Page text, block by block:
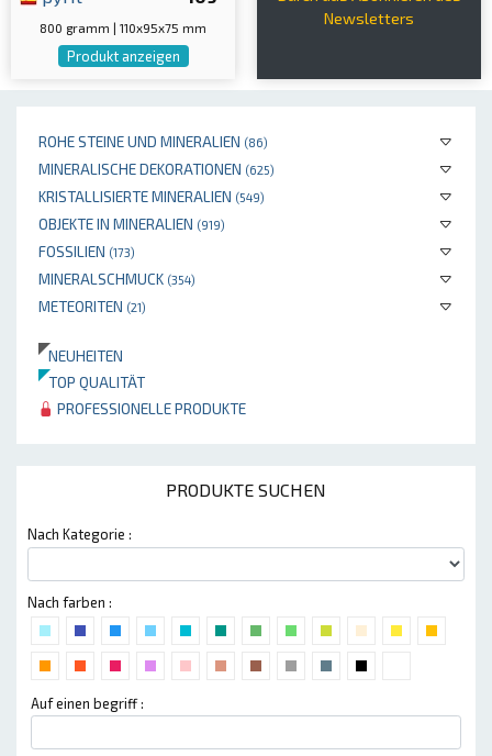
ROHE STEINE UND MINERALIEN (86)
MINERALISCHE DEKORATIONEN (625)
KRISTALLISIERTE MINERALIEN (549)
OBJEKTE IN MINERALIEN (919)
FOSSILIEN (173)
MINERALSCHMUCK (354)
METEORITEN (21)
NEUHEITEN
TOP QUALITÄT
PROFESSIONELLE PRODUKTE
PRODUKTE SUCHEN
Nach Kategorie :
Nach farben :
Auf einen begriff :
800 gramm | 110x95x75 mm
Produkt anzeigen
Newsletters